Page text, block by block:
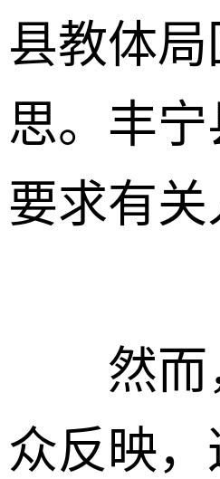
县教体
思。丰
要求有
然而，
众反映